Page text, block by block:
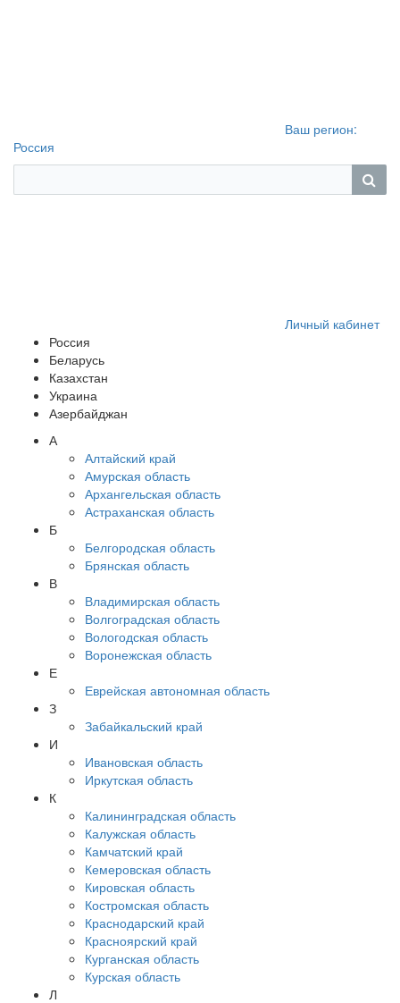
Ваш регион:
Россия
Личный кабинет
Россия
Беларусь
Казахстан
Украина
Азербайджан
А
Алтайский край
Амурская область
Архангельская область
Астраханская область
Б
Белгородская область
Брянская область
В
Владимирская область
Волгоградская область
Вологодская область
Воронежская область
Е
Еврейская автономная область
З
Забайкальский край
И
Ивановская область
Иркутская область
К
Калининградская область
Калужская область
Камчатский край
Кемеровская область
Кировская область
Костромская область
Краснодарский край
Красноярский край
Курганская область
Курская область
Л